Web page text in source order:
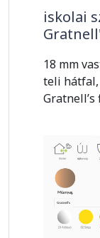
iskolai
18 mm
teli hátfal,
Gratnell’s